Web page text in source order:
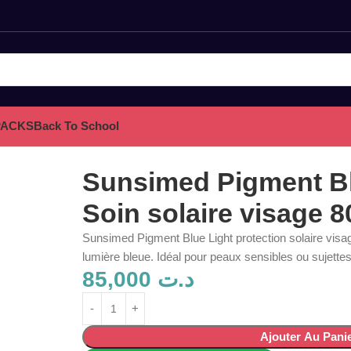
Back To School
80 ml
Sunsimed Pigment
Soin solaire visage
Sunsimed Pigment Blue Light protection solaire
lumière bleue. Idéal pour peaux sensibles ou
د.ت
Ajouter Au